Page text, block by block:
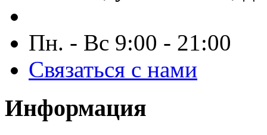
Пн. - Вс 9:00 - 21:00
Связаться с нами
Информация